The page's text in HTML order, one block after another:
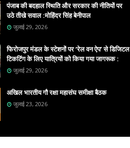
पंजाब की बदहाल स्थिति और सरकार की नीतियों पर
उठे तीखे सवाल :मोहिंदर सिंह बेनीपाल
जुलाई 29, 2026
फिरोजपुर मंडल के स्टेशनों पर ‘रेल वन ऐप’ से डिजिटल
टिकटिंग के लिए यात्रियों को किया गया जागरूक :
जुलाई 29, 2026
अखिल भारतीय गौ रक्षा महासंघ समीक्षा बैठक
जुलाई 23, 2026